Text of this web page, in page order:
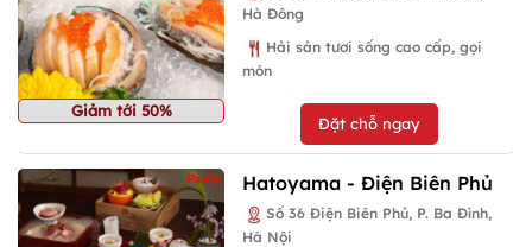
Giảm tới 50%
Hà Đông
Hải sản tươi sống cao cấp, gọi
món
Đặt chỗ ngay
Hatoyama - Điện Biên Phủ
Số 36 Điện Biên Phủ, P. Ba Đình,
Hà Nội